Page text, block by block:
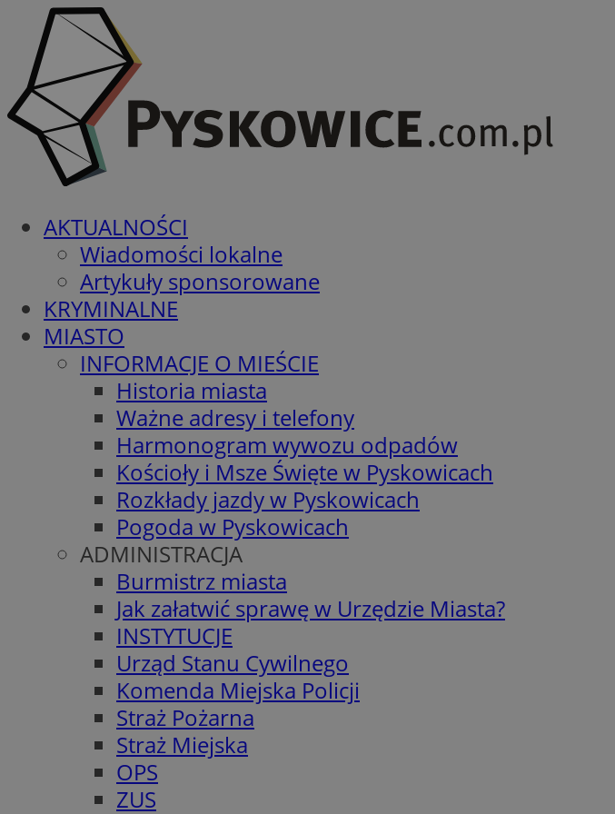
AKTUALNOŚCI
Wiadomości lokalne
Artykuły sponsorowane
KRYMINALNE
MIASTO
INFORMACJE O MIEŚCIE
Historia miasta
Ważne adresy i telefony
Harmonogram wywozu odpadów
Kościoły i Msze Święte w Pyskowicach
Rozkłady jazdy w Pyskowicach
Pogoda w Pyskowicach
ADMINISTRACJA
Burmistrz miasta
Jak załatwić sprawę w Urzędzie Miasta?
INSTYTUCJE
Urząd Stanu Cywilnego
Komenda Miejska Policji
Straż Pożarna
Straż Miejska
OPS
ZUS